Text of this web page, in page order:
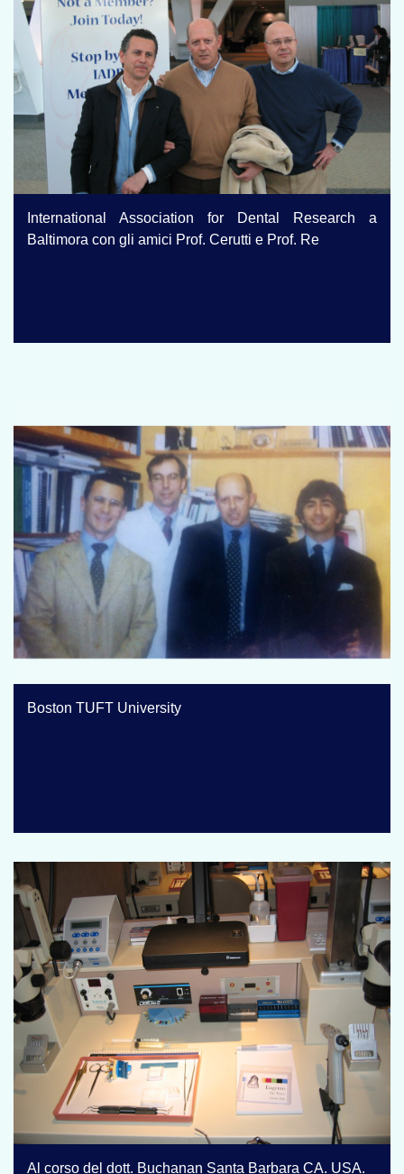
International Association for Dental Research a
Baltimora con gli amici Prof. Cerutti e Prof. Re
Boston TUFT University
Al corso del dott. Buchanan Santa Barbara CA. USA.